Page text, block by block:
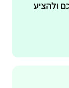
ולהציע